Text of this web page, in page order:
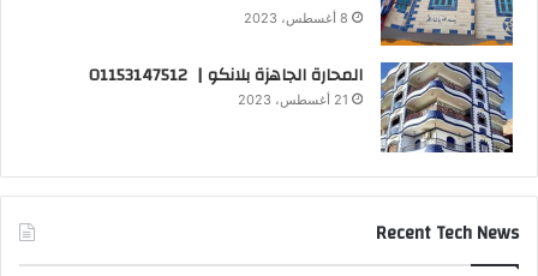
8 أغسطس، 2023
المحارة الجاهزة بلانكو | 01153147512
21 أغسطس، 2023
Recent Tech News